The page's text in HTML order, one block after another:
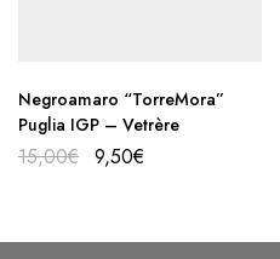
Negroamaro “TorreMora”
Puglia IGP – Vetrère
15,00€ 9,50€